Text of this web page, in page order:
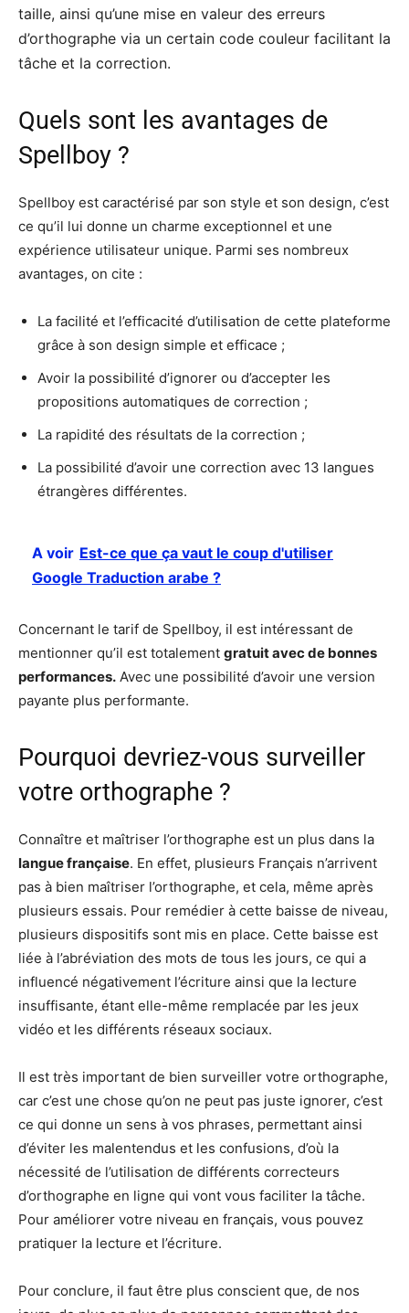
taille, ainsi qu’une mise en valeur des erreurs
d’orthographe via un certain code couleur facilitant la
tâche et la correction.
Quels sont les avantages de
Spellboy ?
Spellboy est caractérisé par son style et son design, c’est
ce qu’il lui donne un charme exceptionnel et une
expérience utilisateur unique. Parmi ses nombreux
avantages, on cite :
La facilité et l’efficacité d’utilisation de cette plateforme
grâce à son design simple et efficace ;
Avoir la possibilité d’ignorer ou d’accepter les
propositions automatiques de correction ;
La rapidité des résultats de la correction ;
La possibilité d’avoir une correction avec 13 langues
étrangères différentes.
A voir Est-ce que ça vaut le coup d'utiliser
Google Traduction arabe ?
Concernant le tarif de Spellboy, il est intéressant de
mentionner qu’il est totalement gratuit avec de bonnes
performances. Avec une possibilité d’avoir une version
payante plus performante.
Pourquoi devriez-vous surveiller
votre orthographe ?
Connaître et maîtriser l’orthographe est un plus dans la
langue française. En effet, plusieurs Français n’arrivent
pas à bien maîtriser l’orthographe, et cela, même après
plusieurs essais. Pour remédier à cette baisse de niveau,
plusieurs dispositifs sont mis en place. Cette baisse est
liée à l’abréviation des mots de tous les jours, ce qui a
influencé négativement l’écriture ainsi que la lecture
insuffisante, étant elle-même remplacée par les jeux
vidéo et les différents réseaux sociaux.
Il est très important de bien surveiller votre orthographe,
car c’est une chose qu’on ne peut pas juste ignorer, c’est
ce qui donne un sens à vos phrases, permettant ainsi
d’éviter les malentendus et les confusions, d’où la
nécessité de l’utilisation de différents correcteurs
d’orthographe en ligne qui vont vous faciliter la tâche.
Pour améliorer votre niveau en français, vous pouvez
pratiquer la lecture et l’écriture.
Pour conclure, il faut être plus conscient que, de nos